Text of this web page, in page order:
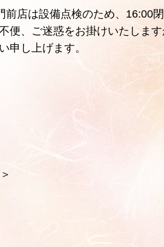
店は設備点検のため、16:00
便、ご迷惑をお掛けいたしま
申し上げます。